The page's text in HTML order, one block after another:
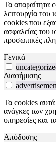
Τα απαραίτητα
λειτουργία του
cookies που
ασφαλείας του
προσωπικές
Γενικά
Διαφήμισης
Τα cookies αυτά
ανάγκες των
υπηρεσίες και
Απόδοσης